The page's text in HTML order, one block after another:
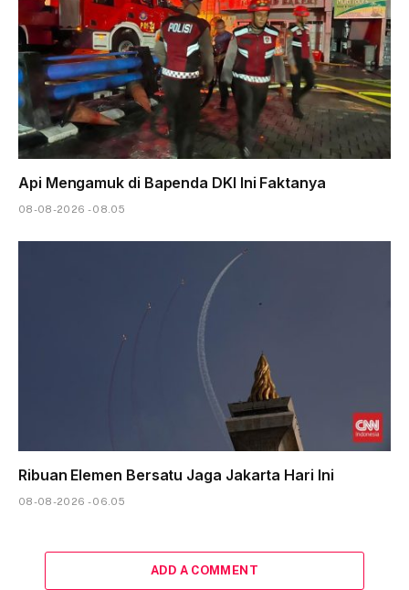
Api Mengamuk di Bapenda DKI Ini Faktanya
08-08-2026 - 08.05
Ribuan Elemen Bersatu Jaga Jakarta Hari Ini
08-08-2026 - 06.05
ADD A COMMENT